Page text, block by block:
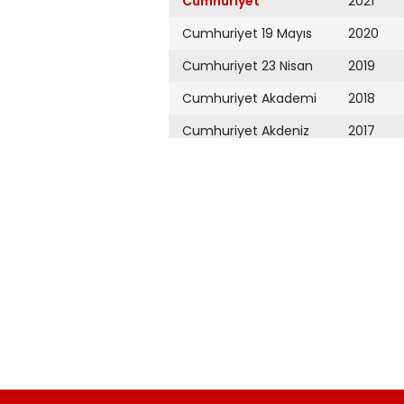
Cumhuriyet 19 Mayıs
Cumhuriyet 23 Nisan
Cumhuriyet Akademi
Cumhuriyet Akdeniz
Cumhuriyet Çevre
2020
2019
2018
2017
2009